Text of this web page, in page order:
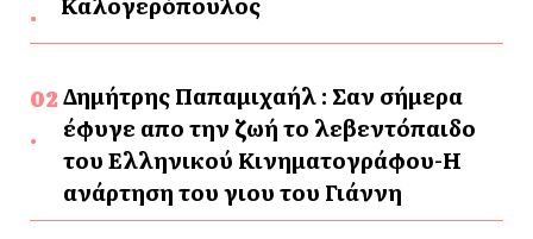
Δημήτρης Παπαμιχαήλ : Σαν σήμερα
έφυγε απο την ζωή το λεβεντόπαιδο
του Ελληνικού Κινηματογράφου-Η
ανάρτηση του γιου του Γιάννη